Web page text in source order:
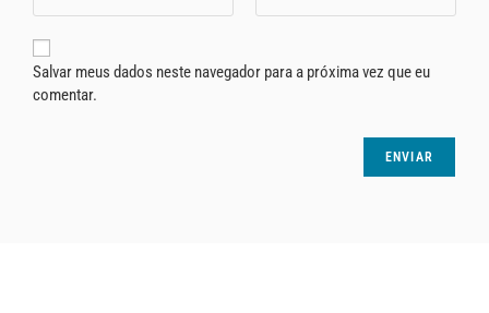
Salvar meus dados neste navegador para a próxima vez que eu
comentar.